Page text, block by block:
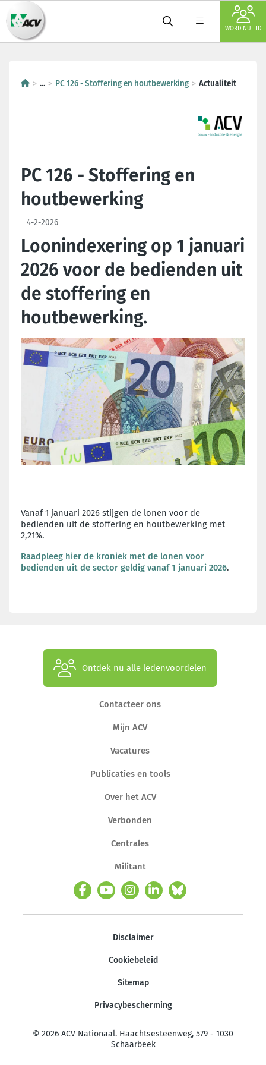
WORD NU LID
... PC 126 - Stoffering en houtbewerking Actualiteit
PC 126 - Stoffering en
houtbewerking
4-2-2026
Loonindexering op 1 januari
2026 voor de bedienden uit
de stoffering en
houtbewerking.
Vanaf 1 januari 2026 stijgen de lonen voor de
bedienden uit de stoffering en houtbewerking met
2,21%.
Raadpleeg hier de kroniek met de lonen voor
bedienden uit de sector geldig vanaf 1 januari 2026.
Ontdek nu alle ledenvoordelen
Contacteer ons
Mijn ACV
Vacatures
Publicaties en tools
Over het ACV
Verbonden
Centrales
Militant
Disclaimer
Cookiebeleid
Sitemap
Privacybescherming
© 2026 ACV Nationaal. Haachtsesteenweg, 579 - 1030
Schaarbeek